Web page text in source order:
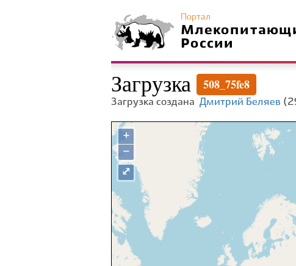
Портал
России
Загрузка 508_75fe8
Загрузка создана Дмитрий Беляев
+
−
⤢